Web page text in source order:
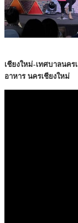
เชียงใหม่-เทศบาลนค
อาหาร นครเชียงใหม่